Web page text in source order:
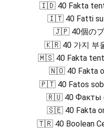
🇮🇩 40 Fakta
🇮🇹 40 Fatti su
🇯🇵 40個のブ
🇰🇷 40 가지 부
🇲🇸 40 Fakta
🇳🇴 40 Fakta
🇵🇹 40 Fatos
🇷🇺 40 Факты о
🇸🇪 40 Fakta
🇹🇷 40 Boolean